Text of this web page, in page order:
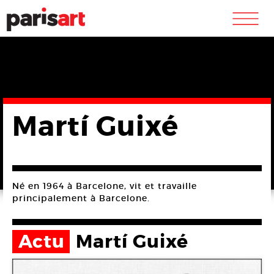
m
Martí­ Guixé
Né en 1964 à Barcelone, vit et travaille
principalement à Barcelone.
Actu Martí­ Guixé